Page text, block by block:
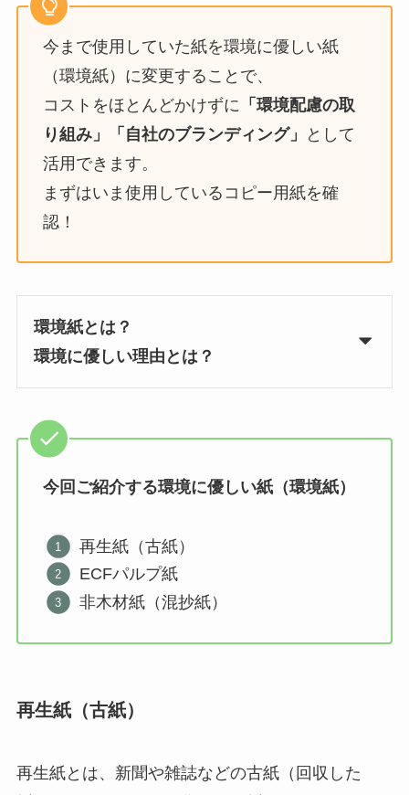
今まで使用していた紙を環境に優しい紙
（環境紙）に変更することで、
コストをほとんどかけずに 「環境配慮の取
り組み」「自社のブランディング」
として
活用できます。
まずはいま使用しているコピー用紙を確
認！
環境紙とは？
環境に優しい理由とは？
今回ご紹介する環境に優しい紙（環境紙）
再生紙（古紙）
ECFパルプ紙
非木材紙（混抄紙）
再生紙（古紙）
再生紙とは、新聞や雑誌などの古紙（回収した